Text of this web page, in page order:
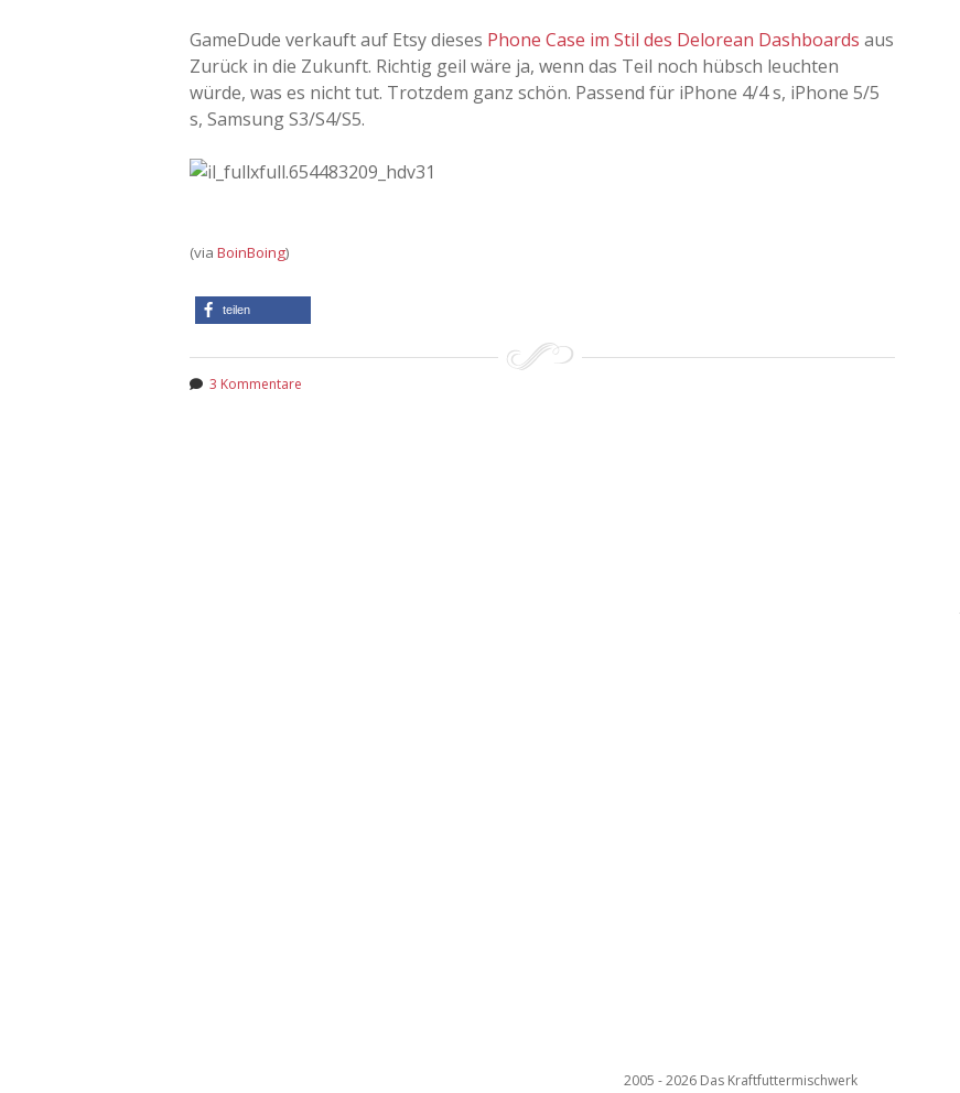
GameDude verkauft auf Etsy dieses Phone Case im Stil des Delorean Dashboards aus
Zurück in die Zukunft. Richtig geil wäre ja, wenn das Teil noch hübsch leuchten
würde, was es nicht tut. Trotzdem ganz schön. Passend für iPhone 4/4 s, iPhone 5/5
s, Samsung S3/S4/S5.
(via BoinBoing)
teilen
3 Kommentare
2005 - 2026 Das Kraftfuttermischwerk